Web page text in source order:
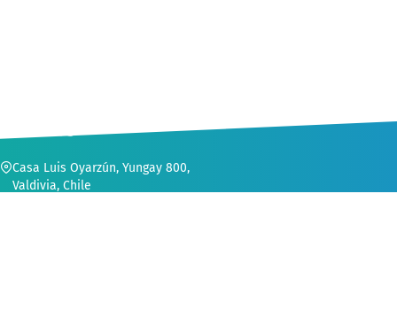
CONTACTO
Casa Luis Oyarzún, Yungay 800,
Valdivia, Chile